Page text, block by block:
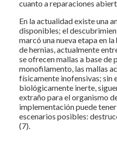
cuanto a reparaciones
En la actualidad existe una
disponibles; el
marcó una nueva etapa en
de hernias, actualmente
se ofrecen mallas a base de
monofilamento, las mallas
físicamente inofensivas; sin
biológicamente inerte,
extraño para el organismo
implementación puede
escenarios posibles:
(7).